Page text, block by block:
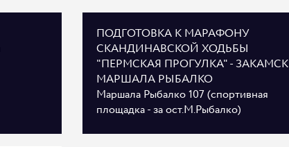
ПОДГОТОВКА К МАРАФОНУ
СКАНДИНАВСКОЙ ХОДЬБЫ
"ПЕРМСКАЯ ПРОГУЛКА" - ЗАКАМСК
МАРШАЛА РЫБАЛКО
Маршала Рыбалко 107 (спортивная
площадка - за ост.М.Рыбалко)